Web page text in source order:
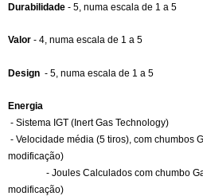
Durabilidade - 5, numa escala de 1 a 5
Valor - 4, numa escala de 1 a 5
Design - 5, numa escala de 1 a 5
Energia
- Sistema IGT (Inert Gas Technology)
- Velocidade média (5 tiros), com chumbos
modificação)
- Joules Calculados com chumbo
modificação)